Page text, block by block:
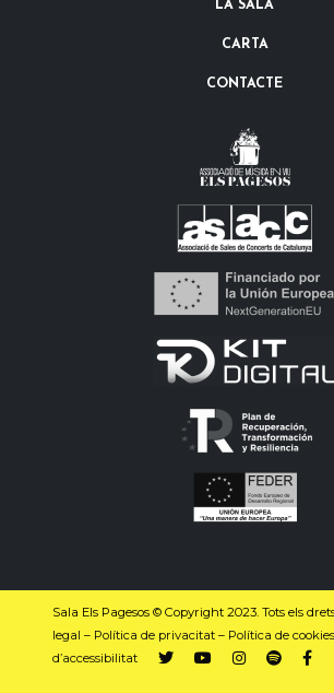
LA SALA
CARTA
CONTACTE
Sala Els Pagesos © Copyright 2023. Tots els
legal – Política de privacitat – Política de cookies
d’accessibilitat